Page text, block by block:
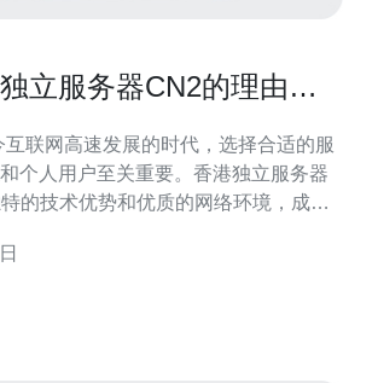
立服务器CN2的理由与
个人用户至关重要。香港独立服务器
的技术优势和优质的网络环境，成为
网络的优越性 CN2网